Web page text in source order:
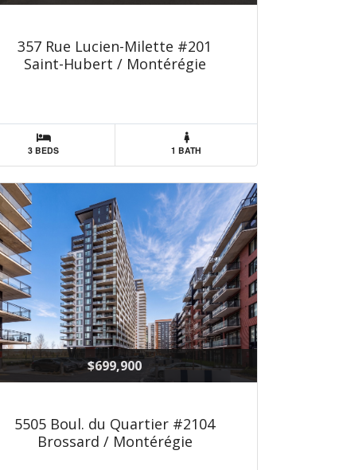
357 Rue Lucien-Milette #201
Saint-Hubert / Montérégie
3 BEDS 1 BATH
$699,900
5505 Boul. du Quartier #2104
Brossard / Montérégie